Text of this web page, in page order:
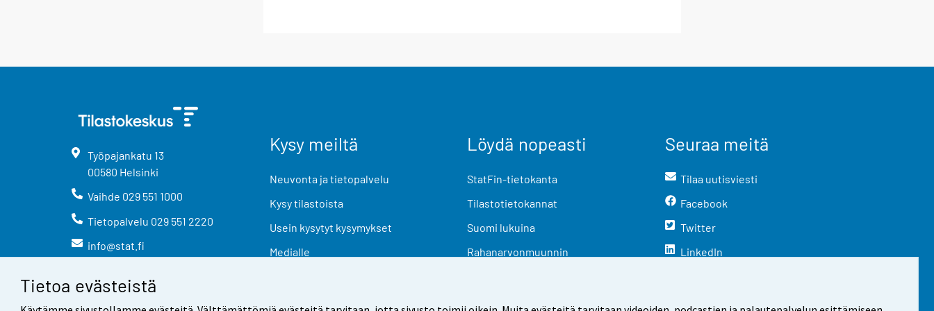
Tietoa evästeistä
Työpajankatu 13
00580 Helsinki
Vaihde 029 551 1000
Tietopalvelu 029 551 2220
info@stat.fi
Kysy meiltä
Neuvonta ja tietopalvelu
Kysy tilastoista
Usein kysytyt kysymykset
Medialle
Löydä nopeasti
StatFin-tietokanta
Tilastotietokannat
Suomi lukuina
Rahanarvonmuunnin
Seuraa meitä
Tilaa uutisviesti
Facebook
Twitter
LinkedIn